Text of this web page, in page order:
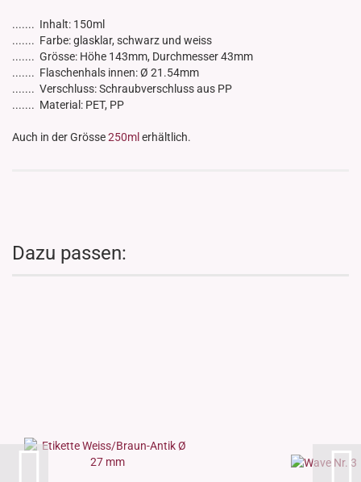
....... Inhalt: 150ml
....... Farbe: glasklar, schwarz und weiss
....... Grösse: Höhe 143mm, Durchmesser 43mm
....... Flaschenhals innen: Ø 21.54mm
....... Verschluss: Schraubverschluss aus PP
....... Material: PET, PP
Auch in der Grösse250ml erhältlich.
Dazu passen: